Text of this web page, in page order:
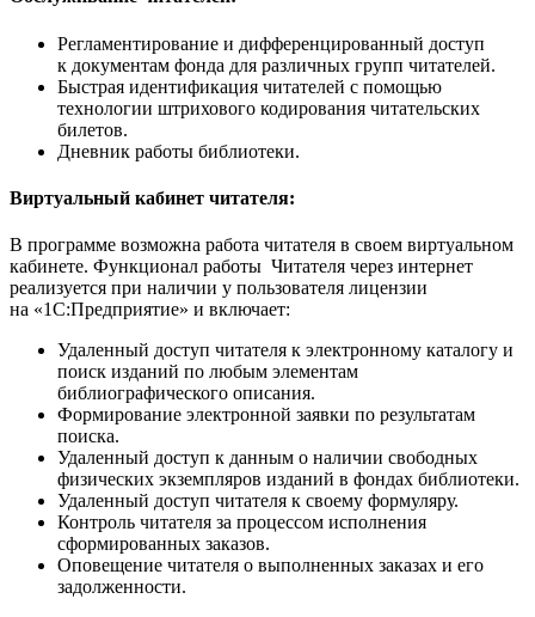
Регламентирование и дифференцированный доступ
к документам фонда для различных групп читателей.
Быстрая идентификация читателей с помощью
технологии штрихового кодирования читательских
билетов.
Дневник работы библиотеки.
Виртуальный кабинет читателя:
В программе возможна работа читателя в своем виртуальном
кабинете. Функционал работы Читателя через интернет
реализуется при наличии у пользователя лицензии
на «1С:Предприятие» и включает:
Удаленный доступ читателя к электронному каталогу и
поиск изданий по любым элементам
библиографического описания.
Формирование электронной заявки по результатам
поиска.
Удаленный доступ к данным о наличии свободных
физических экземпляров изданий в фондах библиотеки.
Удаленный доступ читателя к своему формуляру.
Контроль читателя за процессом исполнения
сформированных заказов.
Оповещение читателя о выполненных заказах и его
задолженности.